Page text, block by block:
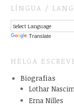
LÍNGUA /
Translate
HELGA
Biografias
Lothar
Erna Nilles